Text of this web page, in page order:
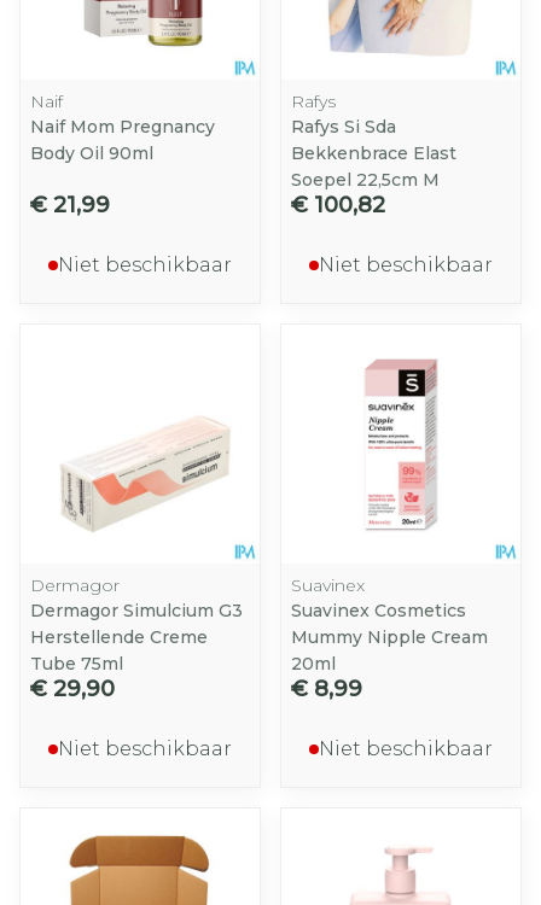
Naif
Naif Mom Pregnancy
Body Oil 90ml
€ 21,99
Niet beschikbaar
Rafys
Rafys Si Sda
Bekkenbrace Elast
Soepel 22,5cm M
€ 100,82
Niet beschikbaar
Dermagor
Dermagor Simulcium G3
Herstellende Creme
Tube 75ml
€ 29,90
Niet beschikbaar
Suavinex
Suavinex Cosmetics
Mummy Nipple Cream
20ml
€ 8,99
Niet beschikbaar